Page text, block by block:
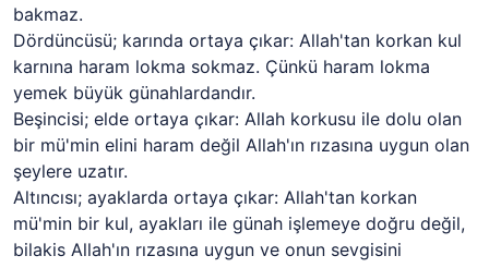
bakmaz.
Dördüncüsü; karında ortaya çıkar: Allah'tan korkan kul
karnına haram lokma sokmaz. Çünkü haram lokma
yemek büyük günahlardandır.
Beşincisi; elde ortaya çıkar: Allah korkusu ile dolu olan
bir mü'min elini haram değil Allah'ın rızasına uygun olan
şeylere uzatır.
Altıncısı; ayaklarda ortaya çıkar: Allah'tan korkan
mü'min bir kul, ayakları ile günah işlemeye doğru değil,
bilakis Allah'ın rızasına uygun ve onun sevgisini